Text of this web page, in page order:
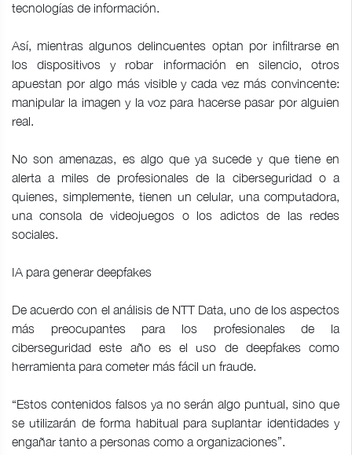
tecnologías de información.
Así, mientras algunos delincuentes optan por infiltrarse en
los dispositivos y robar información en silencio, otros
apuestan por algo más visible y cada vez más convincente:
manipular la imagen y la voz para hacerse pasar por alguien
real.
No son amenazas, es algo que ya sucede y que tiene en
alerta a miles de profesionales de la ciberseguridad o a
quienes, simplemente, tienen un celular, una computadora,
una consola de videojuegos o los adictos de las redes
sociales.
IA para generar deepfakes
De acuerdo con el análisis de NTT Data, uno de los aspectos
más preocupantes para los profesionales de la
ciberseguridad este año es el uso de deepfakes como
herramienta para cometer más fácil un fraude.
“Estos contenidos falsos ya no serán algo puntual, sino que
se utilizarán de forma habitual para suplantar identidades y
engañar tanto a personas como a organizaciones”.